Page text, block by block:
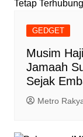
GEDGET
Musim
Jamaah
Sejak
Metro